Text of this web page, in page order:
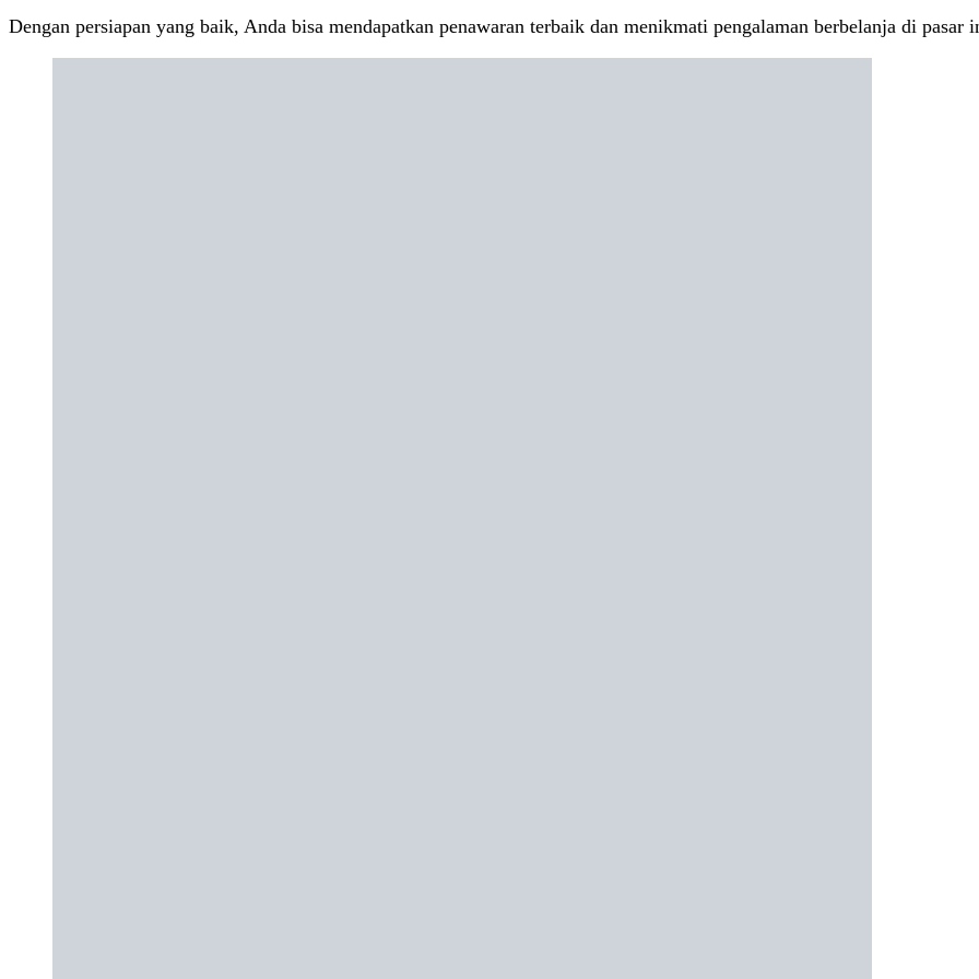
Dengan persiapan yang baik, Anda bisa mendapatkan penawaran terbaik dan menikmati pengalaman berbelanja di pasar